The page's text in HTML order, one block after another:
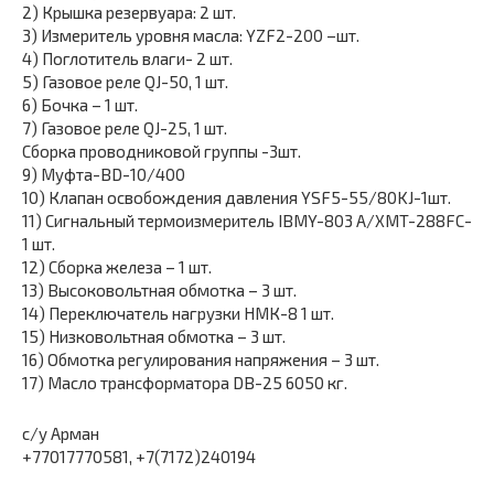
2) Крышка резервуара: 2 шт.
3) Измеритель уровня масла: YZF2-200 –шт.
4) Поглотитель влаги- 2 шт.
5) Газовое реле QJ-50, 1 шт.
6) Бочка – 1 шт.
7) Газовое реле QJ-25, 1 шт.
Сборка проводниковой группы -3шт.
9) Муфта-BD-10/400
10) Клапан освобождения давления YSF5-55/80KJ-1шт.
11) Сигнальный термоизмеритель IBMY-803 A/XMT-288FC-
1 шт.
12) Сборка железа – 1 шт.
13) Высоковольтная обмотка – 3 шт.
14) Переключатель нагрузки НМК-8 1 шт.
15) Низковольтная обмотка – 3 шт.
16) Обмотка регулирования напряжения – 3 шт.
17) Масло трансформатора DB-25 6050 кг.
с/у Арман
+77017770581, +7(7172)240194